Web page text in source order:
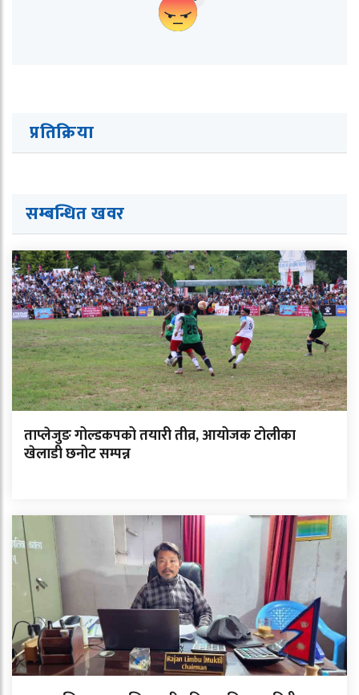
प्रतिक्रिया
सम्बन्धित खवर
ताप्लेजुङ गोल्डकपको तयारी तीव्र, आयोजक टोलीका
खेलाडी छनोट सम्पन्न